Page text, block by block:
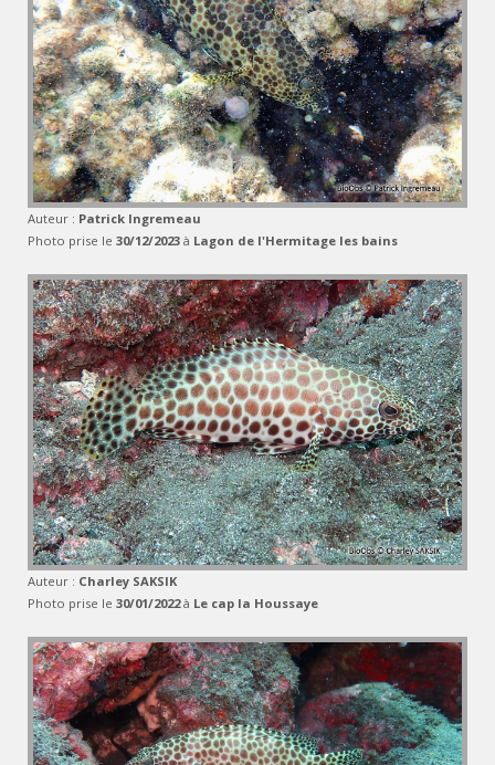
Auteur : Patrick Ingremeau
Photo prise le 30/12/2023 à Lagon de l'Hermitage les bains
Auteur : Charley SAKSIK
Photo prise le 30/01/2022à Le cap la Houssaye